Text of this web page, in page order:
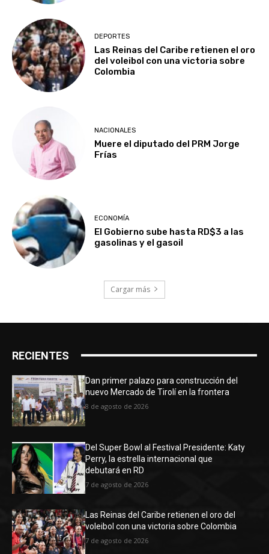
DEPORTES
Las Reinas del Caribe retienen el oro
del voleibol con una victoria sobre
Colombia
NACIONALES
Muere el diputado del PRM Jorge
Frías
ECONOMÍA
El Gobierno sube hasta RD$3 a las
gasolinas y el gasoil
Cargar más
RECIENTES
Dan primer palazo para construcción del
nuevo Mercado de Tirolí en la frontera
8 de agosto de 2026
Del Super Bowl al Festival Presidente: Katy
Perry, la estrella internacional que
debutará en RD
7 de agosto de 2026
Las Reinas del Caribe retienen el oro del
voleibol con una victoria sobre Colombia
7 de agosto de 2026